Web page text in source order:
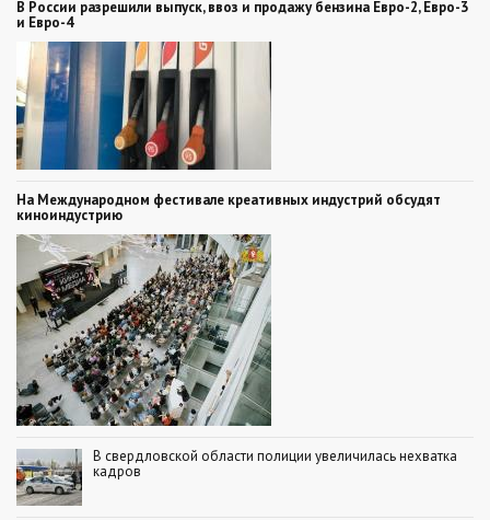
В России разрешили выпуск, ввоз и продажу бензина Евро-2, Евро-3
и Евро-4
На Международном фестивале креативных индустрий обсудят
киноиндустрию
В свердловской области полиции увеличилась нехватка
кадров